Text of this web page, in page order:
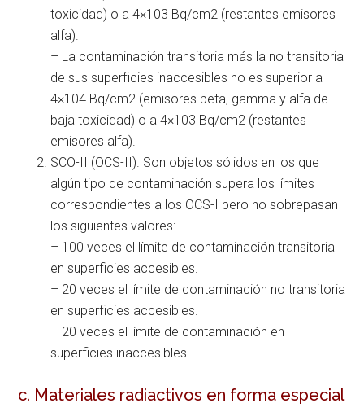
toxicidad) o a 4×103 Bq/cm2 (restantes emisores
alfa).
– La contaminación transitoria más la no transitoria
de sus superficies inaccesibles no es superior a
4×104 Bq/cm2 (emisores beta, gamma y alfa de
baja toxicidad) o a 4×103 Bq/cm2 (restantes
emisores alfa).
SCO-II (OCS-II). Son objetos sólidos en los que
algún tipo de contaminación supera los límites
correspondientes a los OCS-I pero no sobrepasan
los siguientes valores:
– 100 veces el límite de contaminación transitoria
en superficies accesibles.
– 20 veces el límite de contaminación no transitoria
en superficies accesibles.
– 20 veces el límite de contaminación en
superficies inaccesibles.
c. Materiales radiactivos en forma especial